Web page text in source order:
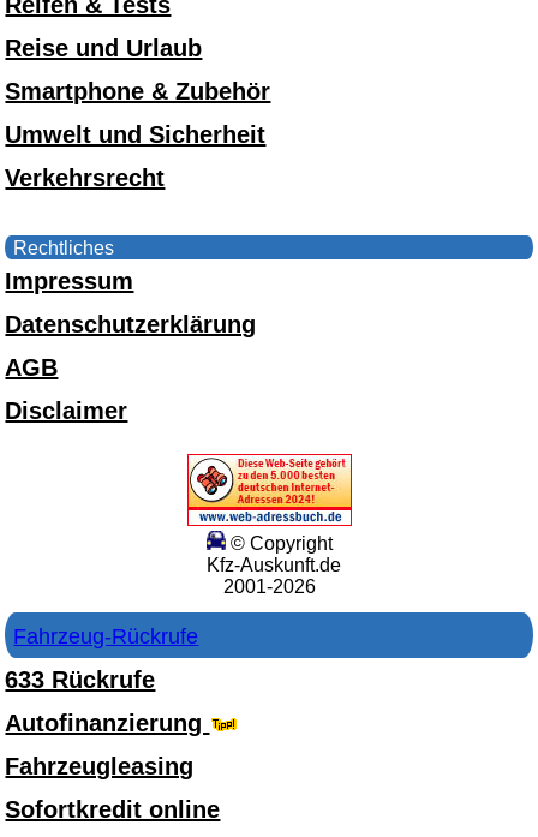
Reise und Urlaub
Smartphone & Zubehör
Umwelt und Sicherheit
Verkehrsrecht
Rechtliches
Impressum
Datenschutzerklärung
AGB
Disclaimer
© Copyright
Kfz-Auskunft.de
2001-2026
Fahrzeug-Rückrufe
633 Rückrufe
Autofinanzierung
Fahrzeugleasing
Sofortkredit online